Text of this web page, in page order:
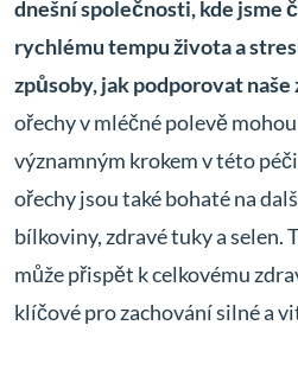
dnešní společnosti, kde jsme
rychlému tempu života a
způsoby, jak podporovat naše
ořechy v mléčné polevě
významným krokem v této
ořechy jsou také bohaté na
bílkoviny, zdravé tuky a selen.
může přispět k celkovému
klíčové pro zachování silné a